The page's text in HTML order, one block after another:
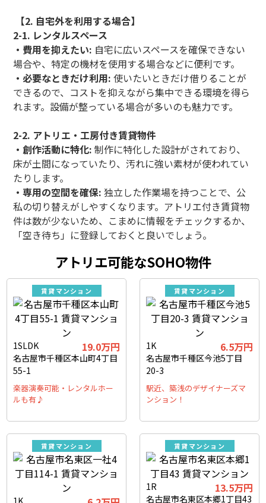
【2. 自宅外を利用する場合】
2-1. レンタルスペース
・費用を抑えたい: 自宅に広いスペースを確保できない
場合や、特定の機材を使用する場合などに便利です。
・必要なときだけ利用:使いたいときだけ借りることが
できるので、コストを抑えながら集中できる環境を得ら
れます。設備が整っている場合が多いのも魅力です。
2-2. アトリエ・工房付き賃貸物件
・創作活動に特化:制作に特化した設計がされており、
床が土間になっていたり、汚れに強い素材が使われてい
たりします。
・専用の空間を確保: 独立した作業場を持つことで、公
私の切り替えがしやすくなります。アトリエ付き賃貸物
件は数が少ないため、こまめに情報をチェックするか、
「空き待ち」に登録しておくと良いでしょう。
アトリエ可能なSOHO物件
賃貸マンション
1SLDK 19.0万円
名古屋市千種区本山町4丁目
55-1
楽器演奏可能・レンタルホー
ルも有♪
賃貸マンション
1K 6.5万円
名古屋市千種区今池5丁目
20-3
駅近、築浅のデザイナーズマ
ンション！
賃貸マンション
1K
賃貸マンション
1R 13.5万円
名古屋市名東区本郷1丁目43